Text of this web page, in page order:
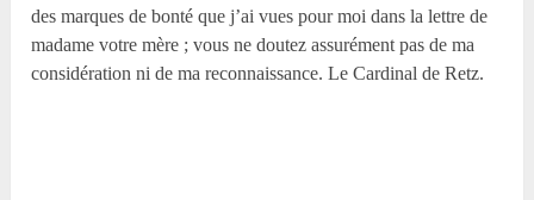
des marques de bonté que j’ai vues pour moi dans la lettre de
madame votre mère ; vous ne doutez assurément pas de ma
considération ni de ma reconnaissance. Le Cardinal de Retz.